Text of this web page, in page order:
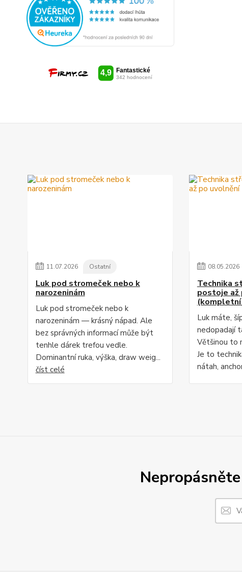
11.07.2026 Ostatní
Luk pod stromeček nebo k
narozeninám
Luk pod stromeček nebo k
narozeninám — krásný nápad. Ale
bez správných informací může být
tenhle dárek trefou vedle.
Dominantní ruka, výška, draw weig...
číst celé
08.05.2026
Technika
postoje až
(kompletní
Luk máte,
nedopadají
Většinou to
Je to
nátah,